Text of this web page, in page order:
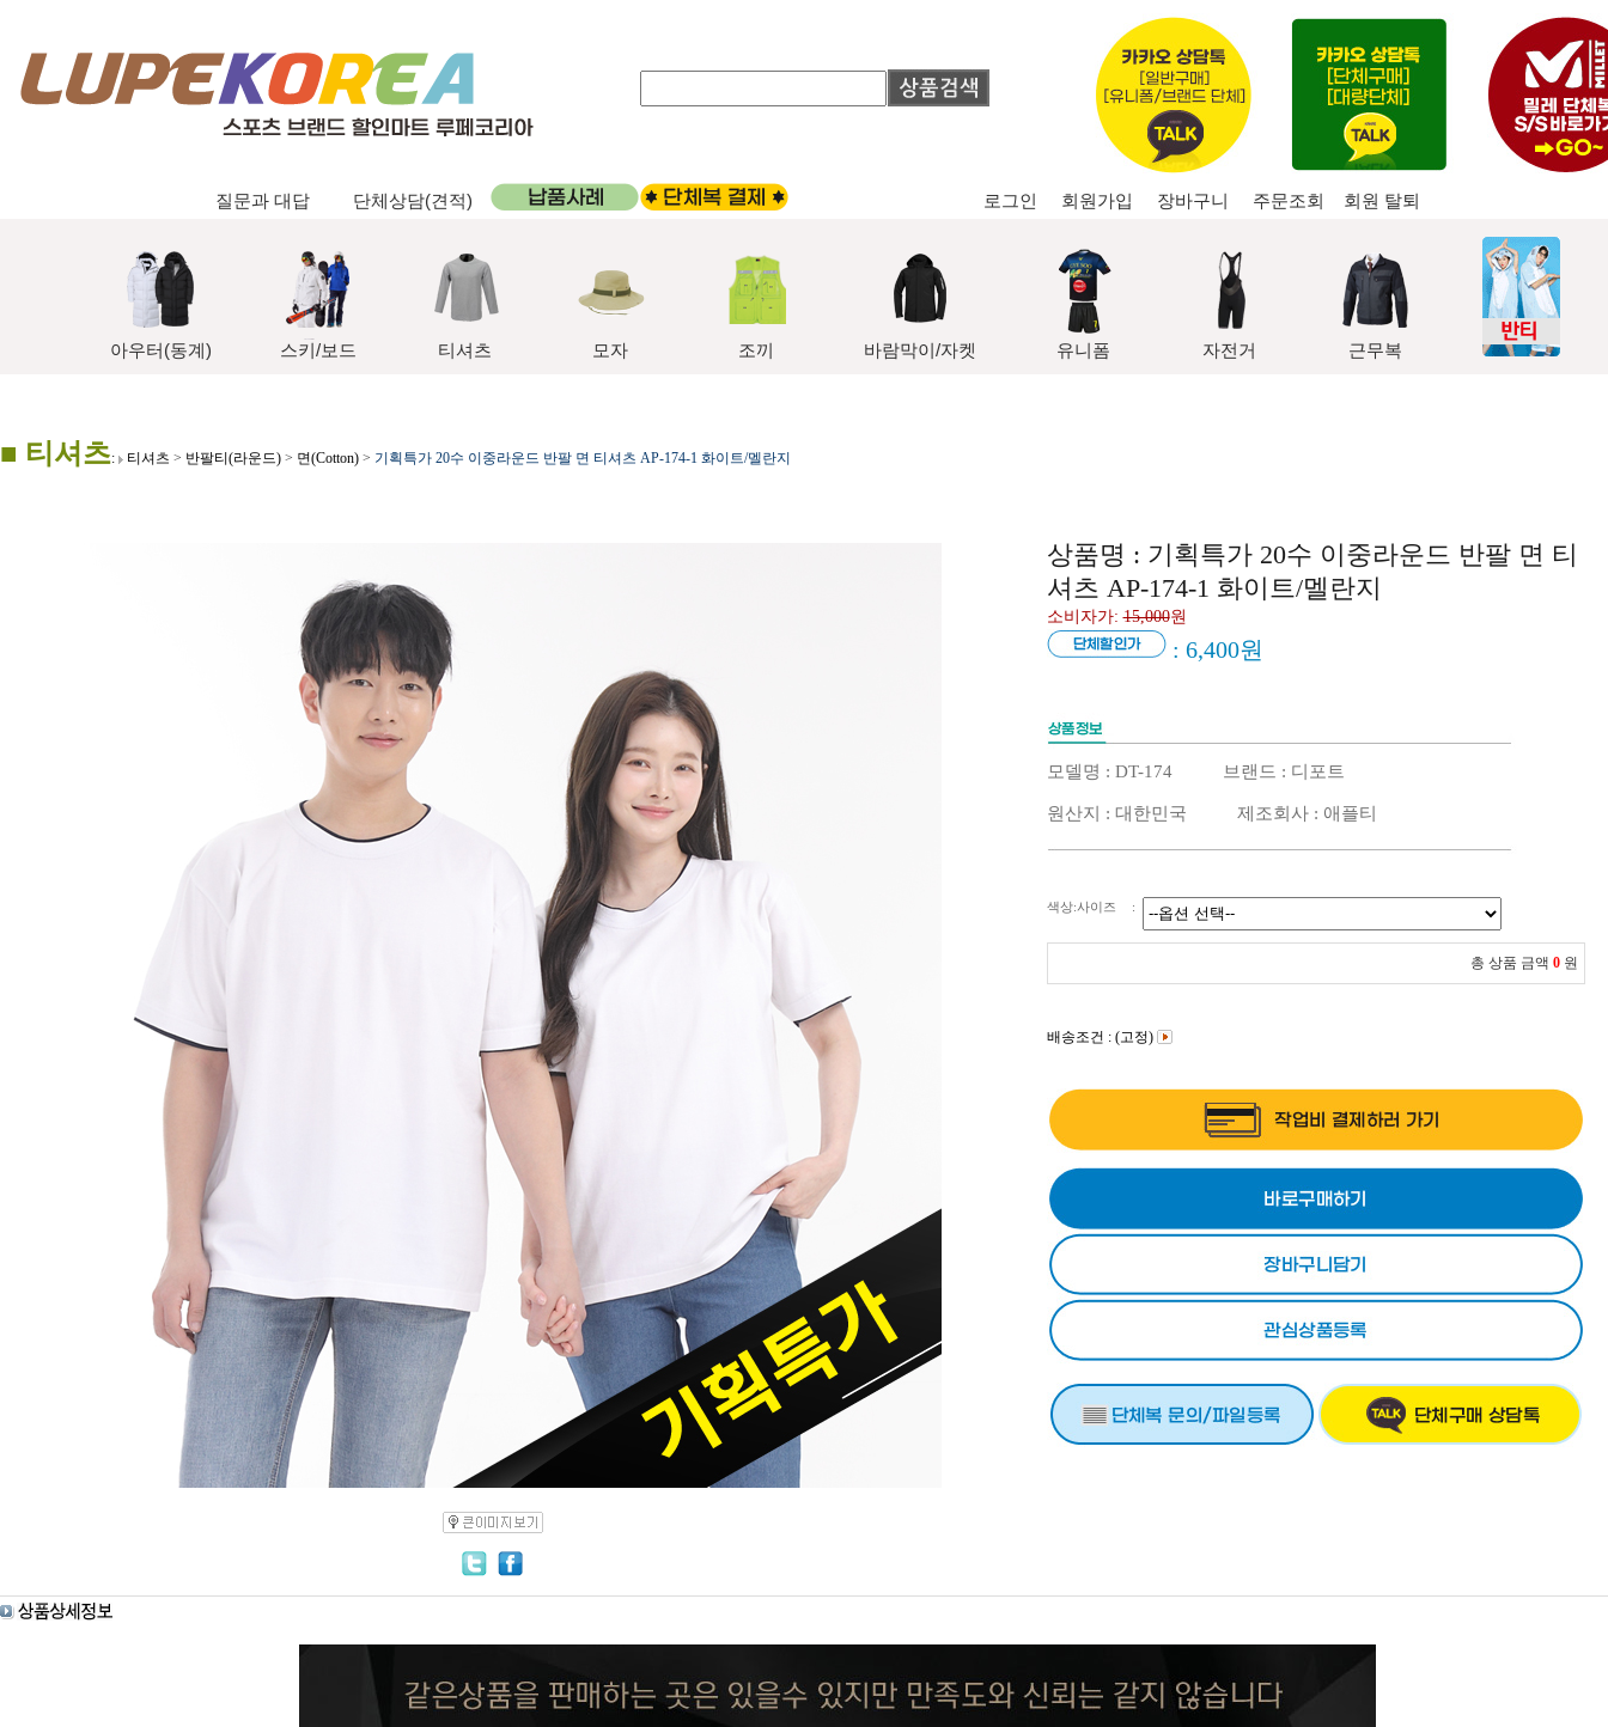
질문과 대답 단체상담(견적) 로그인 회원가입 장바구니 주문조회 회원 탈퇴
아우터(동계) 스키/보드 티셔츠 모자 조끼 바람막이/자켓 유니폼 자전거 근무복
■ 티셔츠: 티셔츠 > 반팔티(라운드) > 면(Cotton) > 기획특가 20수 이중라운드 반팔 면 티셔츠 AP-174-1 화이트/멜란지
상품명 : 기획특가 20수 이중라운드 반팔 면 티
셔츠 AP-174-1 화이트/멜란지
소비자가:15,000원
: 6,400원
모델명 : DT-174 브랜드 : 디포트
원산지 : 대한민국 제조회사 : 애플티
색상:사이즈 :
총 상품 금액 0 원
배송조건 : (고정)